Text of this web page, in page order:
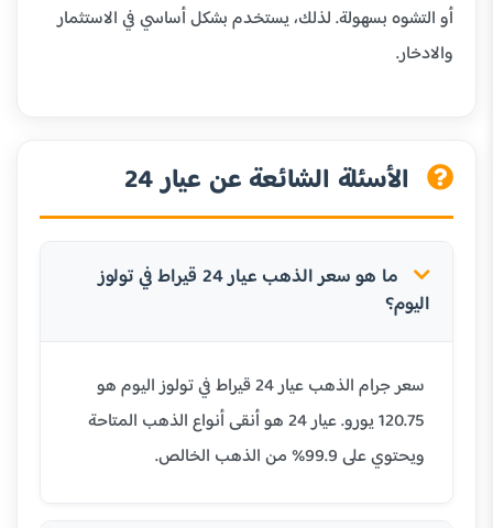
أو التشوه بسهولة. لذلك، يستخدم بشكل أساسي في الاستثمار
والادخار.
الأسئلة الشائعة عن عيار 24
ما هو سعر الذهب عيار 24 قيراط في تولوز
اليوم؟
سعر جرام الذهب عيار 24 قيراط في تولوز اليوم هو
120.75 يورو. عيار 24 هو أنقى أنواع الذهب المتاحة
ويحتوي على 99.9% من الذهب الخالص.